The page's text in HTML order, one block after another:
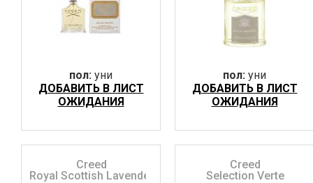
пол: уни
ДОБАВИТЬ В ЛИСТ
ОЖИДАНИЯ
пол: уни
ДОБАВИТЬ В ЛИСТ
ОЖИДАНИЯ
Creed
Royal Scottish Lavender
Creed
Selection Verte